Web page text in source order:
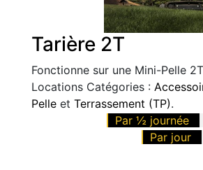
Tarière 2T
Fonctionne sur une Mini-Pelle
Locations Catégories :
Pelle et Terrassement (TP).
Par ½ journée
Par jour